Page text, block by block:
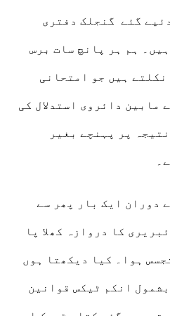
گئے گنجلک دفتری
ہم ہر پانچ سات برس
ہیں جو امتحانی
مابین دائروی استدلال کی
پر پہنچے بغیر
دوران ایک بار پھر سے
کا دروازہ کھلا پا
ہوا۔ کیا دیکھتا ہوں
انکم ٹیکس قوانین